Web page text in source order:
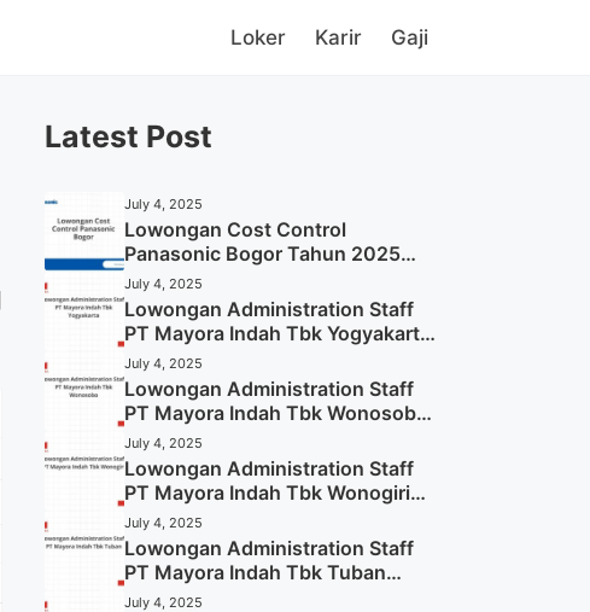
Loker Karir Gaji
Latest Post
July 4, 2025
Lowongan Cost Control
Panasonic Bogor Tahun 2025
(Lamar Sekarang)
July 4, 2025
Lowongan Administration Staff
PT Mayora Indah Tbk Yogyakarta
Tahun 2025
July 4, 2025
Lowongan Administration Staff
PT Mayora Indah Tbk Wonosobo
Tahun 2025 (Lamar Sekarang)
July 4, 2025
Lowongan Administration Staff
PT Mayora Indah Tbk Wonogiri
Tahun 2025 (Apply Now)
July 4, 2025
Lowongan Administration Staff
PT Mayora Indah Tbk Tuban
Tahun 2025 (Resmi)
July 4, 2025